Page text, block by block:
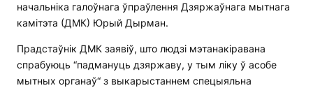
начальніка галоўнага ўпраўлення Дзяржаўнага мытнага
камітэта (ДМК) Юрый Дырман.
Прадстаўнік ДМК заявіў, што людзі мэтанакіравана
спрабуюць “падмануць дзяржаву, у тым ліку ў асобе
мытных органаў“ з выкарыстаннем спецыяльна